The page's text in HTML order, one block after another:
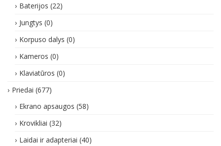
Baterijos (22)
Jungtys (0)
Korpuso dalys (0)
Kameros (0)
Klaviatūros (0)
Priedai (677)
Ekrano apsaugos (58)
Krovikliai (32)
Laidai ir adapteriai (40)